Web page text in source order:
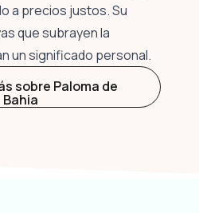
a precios justos. Su
que subrayen la
un significado personal.
sobre Paloma de
Bahia